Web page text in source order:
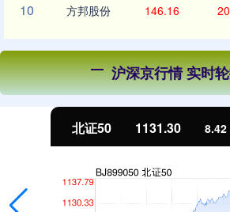
10 方邦股份 146.16
沪深京行情 实时
北证50 1131.30 8.42